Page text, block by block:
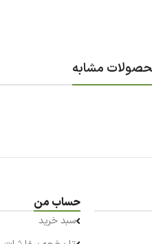
مشابه
حساب من
سبد خرید